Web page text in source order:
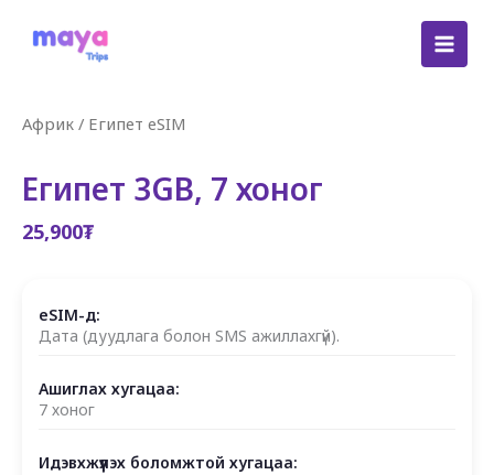
Африк / Египет eSIM
Египет 3GB, 7 хоног
25,900₮
eSIM-д:
Дата (дуудлага болон SMS ажиллахгүй).
Ашиглах хугацаа:
7 хоног
Идэвхжүүлэх боломжтой хугацаа: